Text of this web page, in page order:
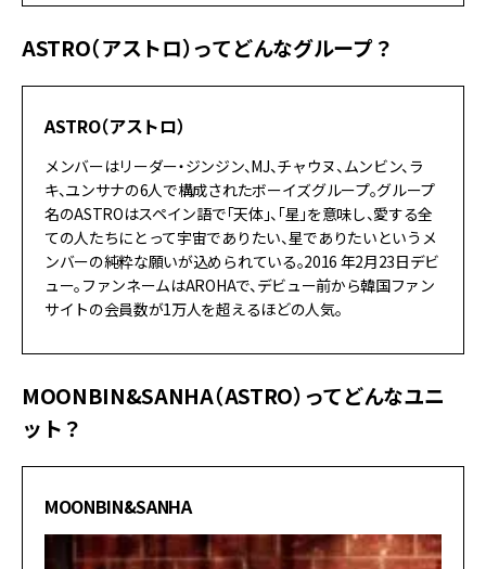
ASTRO（アストロ）ってどんなグループ？
ASTRO（アストロ）
メンバーはリーダー・ジンジン、MJ、チャウヌ、ムンビン、ラ
キ、ユンサナの6人で構成されたボーイズグループ。グループ
名のASTROはスペイン語で「天体」、「星」を意味し、愛する全
ての人たちにとって宇宙でありたい、星でありたいというメ
ンバーの純粋な願いが込められている。2016 年2月23日デビ
ュー。ファンネームはAROHAで、デビュー前から韓国ファン
サイトの会員数が1万人を超えるほどの人気。
MOONBIN&SANHA（ASTRO）ってどんなユニ
ット？
MOONBIN&SANHA